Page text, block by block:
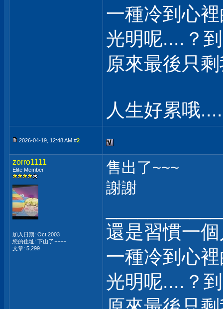
一種冷到心
光明呢....？
原來最後只
人生好累哦
2026-04-19, 12:48 AM #2
zorro1111
Elite Member
加入日期: Oct 2003
您的住址: 下山了~~~~
文章: 5,299
售出了~~~
謝謝
還是習慣一
一種冷到心
光明呢....？